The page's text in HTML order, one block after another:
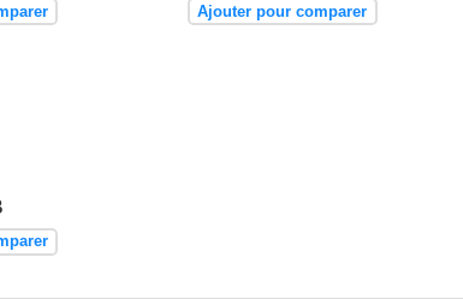
Ajouter pour comparer